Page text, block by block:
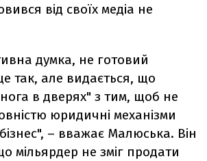
від своїх медіа не
думка, не готовий
так, але видається, що
в дверях" з тим, щоб не
юридичні механізми
– вважає Малюська. Він
мільярдер не зміг продати